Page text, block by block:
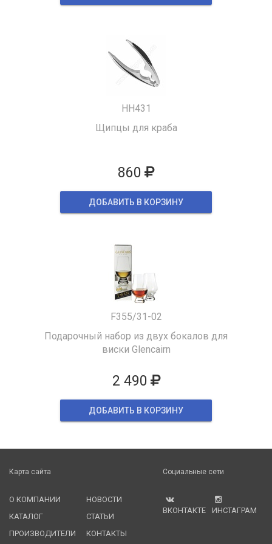
HH431
Щипцы для краба
860
ДОБАВИТЬ В КОРЗИНУ
F355/31-02
Подарочный набор из двух бокалов для
виски Glencairn
2 490
ДОБАВИТЬ В КОРЗИНУ
Карта сайта
О КОМПАНИИ
КАТАЛОГ
ПРОИЗВОДИТЕЛИ
НОВОСТИ
СТАТЬИ
КОНТАКТЫ
Социальные сети
ВКОНТАКТЕ ИНСТАГРАМ